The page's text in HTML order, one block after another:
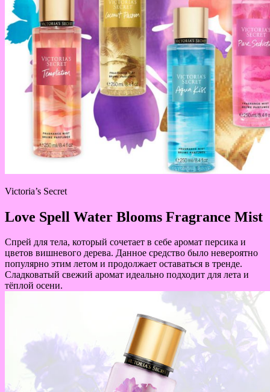
Victoria’s Secret
Love Spell Water Blooms Fragrance Mist
Спрей для тела, который сочетает в себе аромат персика и
цветов вишневого дерева. Данное средство было невероятно
популярно этим летом и продолжает оставаться в тренде.
Сладковатый свежий аромат идеально подходит для лета и
тёплой осени.